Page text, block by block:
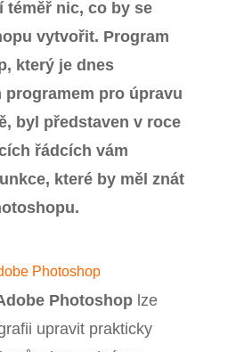
téměř nic, co by se
vytvořit. Program
který je dnes
pro úpravu
byl představen v roce
řádcích vám
které by měl znát
Photoshop
Photoshoplze
upravit prakticky